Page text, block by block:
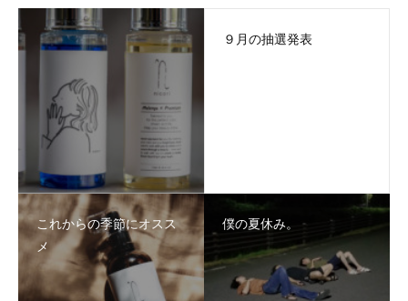
９月の抽選発表
これからの季節にオスス
メ
僕の夏休み。